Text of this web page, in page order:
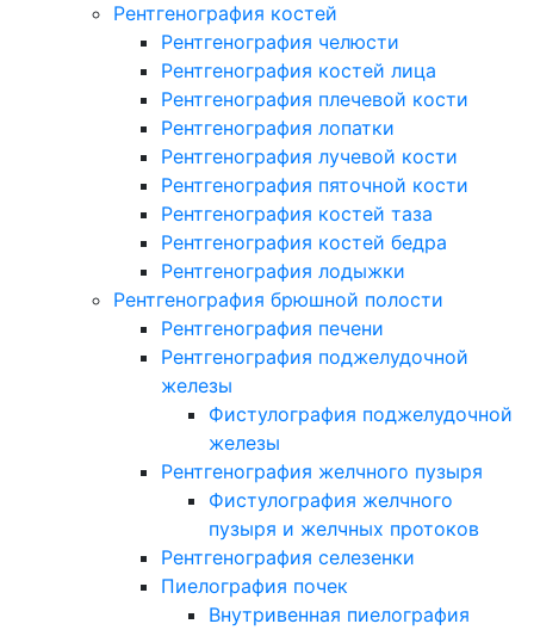
Рентгенография костей
Рентгенография челюсти
Рентгенография костей лица
Рентгенография плечевой кости
Рентгенография лопатки
Рентгенография лучевой кости
Рентгенография пяточной кости
Рентгенография костей таза
Рентгенография костей бедра
Рентгенография лодыжки
Рентгенография брюшной полости
Рентгенография печени
Рентгенография поджелудочной
железы
Фистулография поджелудочной
железы
Рентгенография желчного пузыря
Фистулография желчного
пузыря и желчных протоков
Рентгенография селезенки
Пиелография почек
Внутривенная пиелография